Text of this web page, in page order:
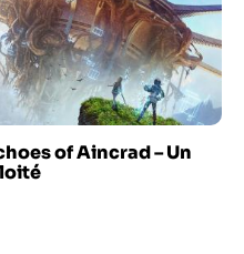
of Aincrad – Un